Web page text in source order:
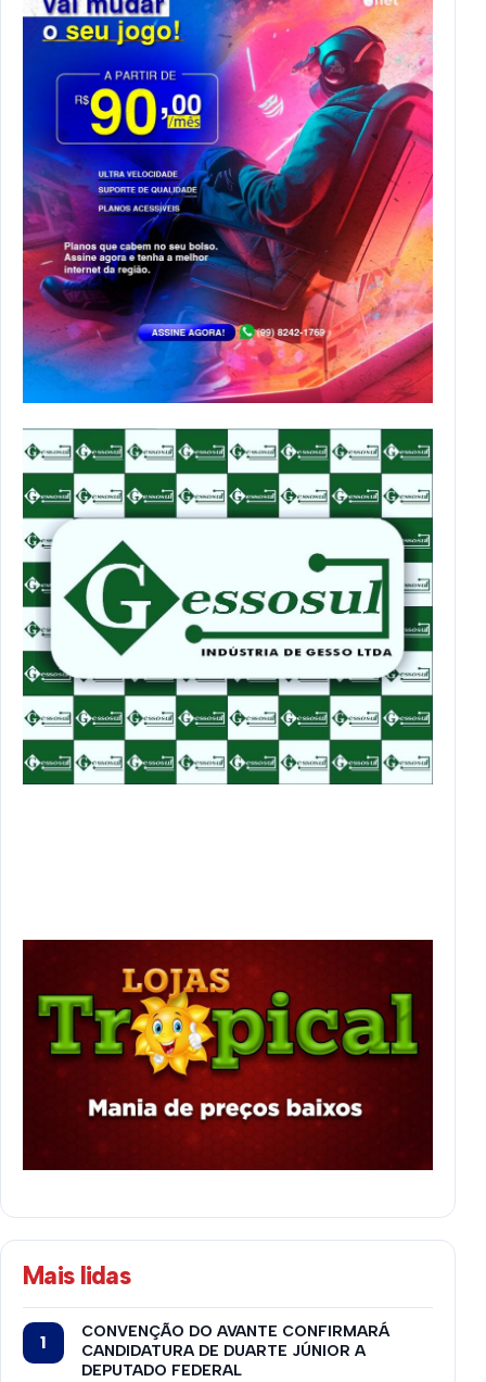
Mais lidas
CONVENÇÃO DO AVANTE CONFIRMARÁ
CANDIDATURA DE DUARTE JÚNIOR A
DEPUTADO FEDERAL